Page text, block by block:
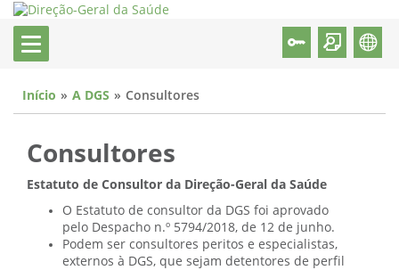
Início A DGS Consultores
Consultores
Estatuto de Consultor da Direção-Geral da Saúde
O Estatuto de consultor da DGS foi aprovado
pelo Despacho n.º 5794/2018, de 12 de junho.
Podem ser consultores peritos e especialistas,
externos à DGS, que sejam detentores de perfil